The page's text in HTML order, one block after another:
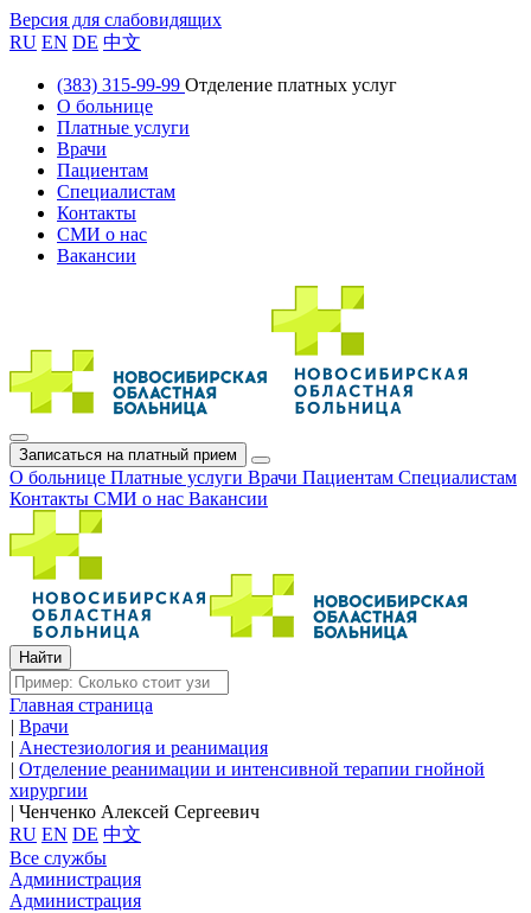
Версия для слабовидящих
RU EN DE 中文
(383) 315-99-99 Отделение платных услуг
О больнице
Платные услуги
Врачи
Пациентам
Специалистам
Контакты
СМИ о нас
Вакансии
Записаться на платный прием
О больнице Платные услуги Врачи Пациентам Специалистам
Контакты СМИ о нас Вакансии
Главная страница
| Врачи
| Анестезиология и реанимация
| Отделение реанимации и интенсивной терапии гнойной
хирургии
| Ченченко Алексей Сергеевич
RU EN DE 中文
Все службы
Администрация
Администрация